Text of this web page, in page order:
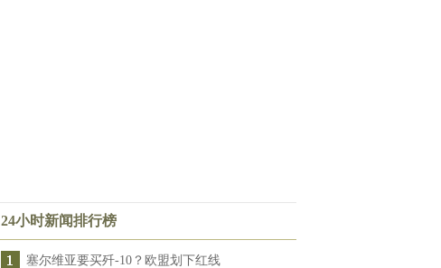
24小时新闻排行榜
塞尔维亚要买歼-10？欧盟划下红线